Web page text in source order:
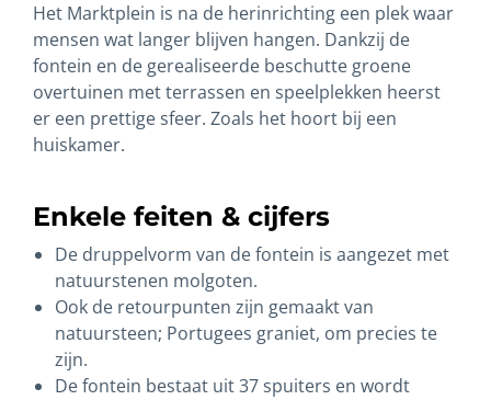
Het Marktplein is na de herinrichting een plek waar
mensen wat langer blijven hangen. Dankzij de
fontein en de gerealiseerde beschutte groene
overtuinen met terrassen en speelplekken heerst
er een prettige sfeer. Zoals het hoort bij een
huiskamer.
Enkele feiten & cijfers
De druppelvorm van de fontein is aangezet met
natuurstenen molgoten.
Ook de retourpunten zijn gemaakt van
natuursteen; Portugees graniet, om precies te
zijn.
De fontein bestaat uit 37 spuiters en wordt